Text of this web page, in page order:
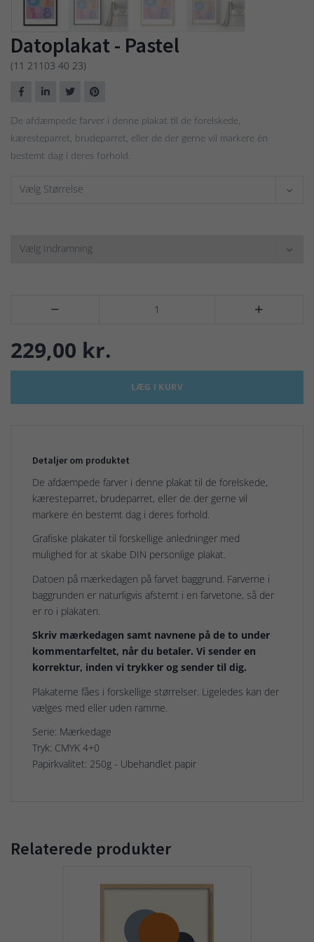
Datoplakat - Pastel
(11 21103 40 23)
De afdæmpede farver i denne plakat til de forelskede,
kæresteparret, brudeparret, eller de der gerne vil markere én
bestemt dag i deres forhold.
Vælg Størrelse
Vælg Indramning
 
229,00 kr.
LÆG I KURV
Detaljer om produktet
De afdæmpede farver i denne plakat til de forelskede,
kæresteparret, brudeparret, eller de der gerne vil
markere én bestemt dag i deres forhold.
Grafiske plakater til forskellige anledninger med
mulighed for at skabe DIN personlige plakat.
Datoen på mærkedagen på farvet baggrund. Farverne i
baggrunden er naturligvis afstemt i en farvetone, så der
er ro i plakaten.
Skriv mærkedagen samt navnene på de to under
kommentarfeltet, når du betaler. Vi sender en
korrektur, inden vi trykker og sender til dig.
Plakaterne fåes i forskellige størrelser. Ligeledes kan der
vælges med eller uden ramme.
Serie: Mærkedage
Tryk: CMYK 4+0
Papirkvalitet: 250g - Ubehandlet papir
Relaterede produkter